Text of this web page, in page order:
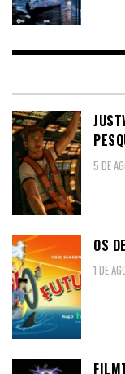
5 DE
OS
1 DE